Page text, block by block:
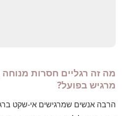
מרגיש בפועל?
הרבה אנשים שמרגישים אי-שקט